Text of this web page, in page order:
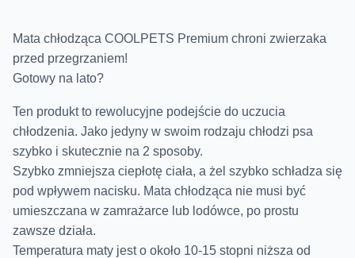
Mata chłodząca COOLPETS Premium chroni zwierzaka
przed przegrzaniem!
Gotowy na lato?
Ten produkt to rewolucyjne podejście do uczucia
chłodzenia. Jako jedyny w swoim rodzaju chłodzi psa
szybko i skutecznie na 2 sposoby.
Szybko zmniejsza ciepłotę ciała, a żel szybko schładza się
pod wpływem nacisku. Mata chłodząca nie musi być
umieszczana w zamrażarce lub lodówce, po prostu
zawsze działa.
Temperatura maty jest o około 10-15 stopni niższa od